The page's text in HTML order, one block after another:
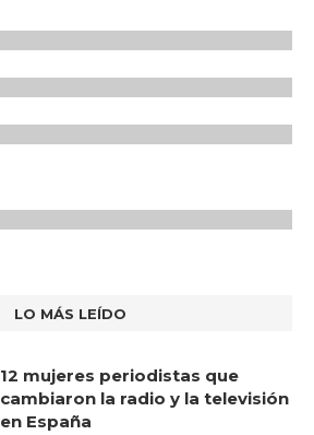
LO MÁS LEÍDO
12 mujeres periodistas que
cambiaron la radio y la televisión
en España